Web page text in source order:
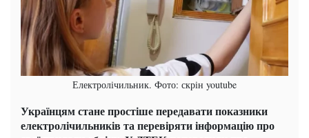
Електролічильник. Фото: скрін youtube
Українцям стане простіше передавати показники
електролічильників та перевіряти інформацію про